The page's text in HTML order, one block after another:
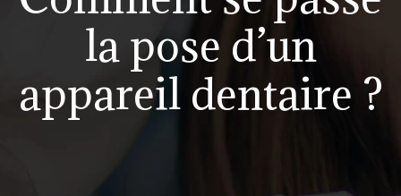
la pose d’un
appareil dentaire ?